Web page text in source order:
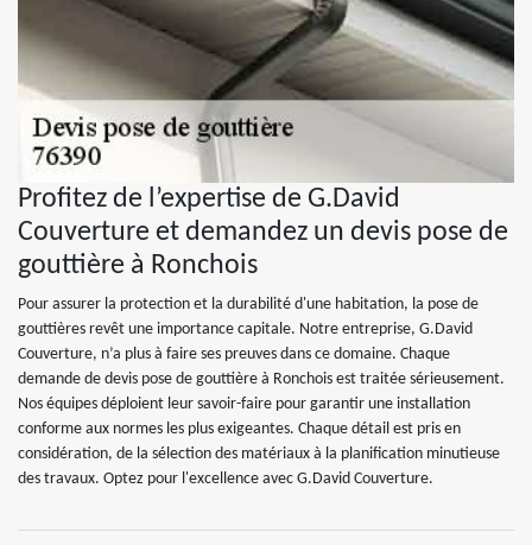
Profitez de l’expertise de G.David
Couverture et demandez un devis pose de
gouttière à Ronchois
Pour assurer la protection et la durabilité d'une habitation, la pose de
gouttières revêt une importance capitale. Notre entreprise, G.David
Couverture, n’a plus à faire ses preuves dans ce domaine. Chaque
demande de devis pose de gouttière à Ronchois est traitée sérieusement.
Nos équipes déploient leur savoir-faire pour garantir une installation
conforme aux normes les plus exigeantes. Chaque détail est pris en
considération, de la sélection des matériaux à la planification minutieuse
des travaux. Optez pour l'excellence avec G.David Couverture.